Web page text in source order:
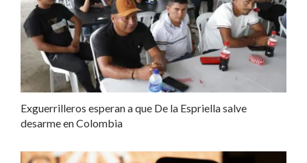
Exguerrilleros esperan a que De la Espriella salve
desarme en Colombia